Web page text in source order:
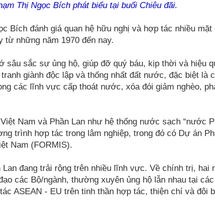
Thị Ngọc Bích phát biểu tại buổi Chiêu đãi.
Bích đánh giá quan hệ hữu nghị và hợp tác nhiều mặt
từ những năm 1970 đến nay.
sâu sắc sự ủng hộ, giúp đỡ quý báu, kịp thời và hiệu
giành độc lập và thống nhất đất nước, đặc biệt là
các lĩnh vực cấp thoát nước, xóa đói giảm nghèo,
Nam và Phần Lan như hệ thống nước sạch “nước
trình hợp tác trong lâm nghiệp, trong đó có Dự án
Nam (FORMIS).
đang trải rộng trên nhiều lĩnh vực. Về chính trị, hai
các Bộ/ngành, thường xuyên ủng hộ lẫn nhau tại
ASEAN - EU trên tinh thần hợp tác, thiện chí và đôi